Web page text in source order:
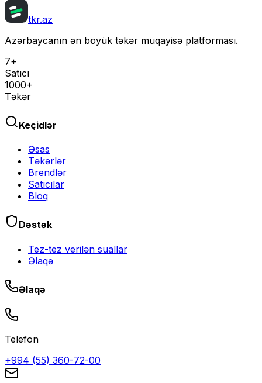
tkr.az
Azərbaycanın ən böyük təkər müqayisə platforması.
7+
Satıcı
1000+
Təkər
Keçidlər
Əsas
Təkərlər
Brendlər
Satıcılar
Bloq
Dəstək
Tez-tez verilən suallar
Əlaqə
Əlaqə
Telefon
+994 (55) 360-72-00